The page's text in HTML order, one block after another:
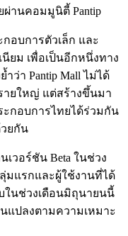
านคอมมูนิตี้ Pantip
อบการตัวเล็ก และ
ยม เพื่อเป็นอีกหนึ่งทาง
ว่า Pantip Mall ไม่ได้
ยใหญ่ แต่สร้างขึ้นมา
ะกอบการไทยได้ร่วมกัน
ยกัน
เวอร์ชัน Beta ในช่วง
มแรกและผู้ใช้งานที่ได้
ในช่วงเดือนมิถุนายนนี้
แปลงตามความเหมาะ